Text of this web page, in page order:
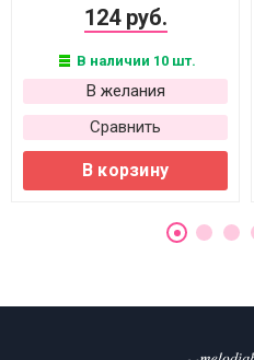
124 руб.
В наличии 10 шт.
В желания
Сравнить
В корзину